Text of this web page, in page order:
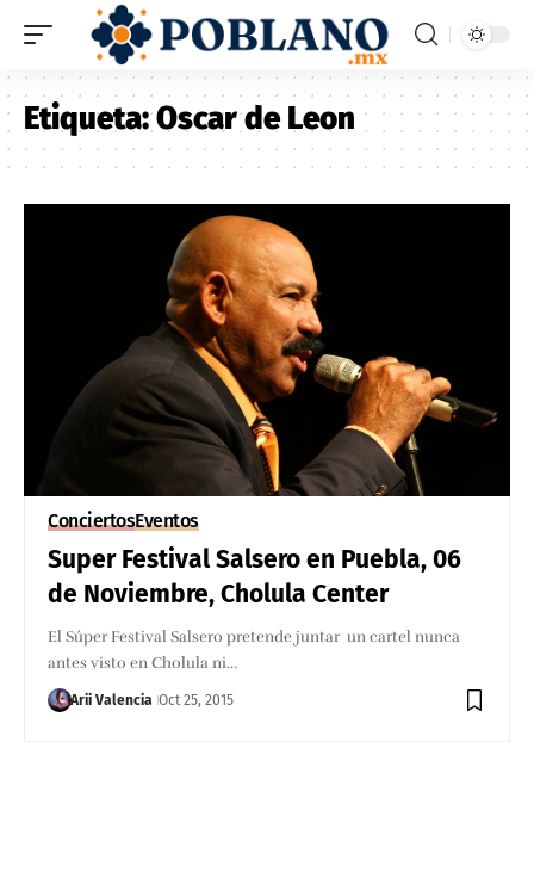
Etiqueta:Oscar de Leon
ConciertosEventos
Super Festival Salsero en Puebla, 06
de Noviembre, Cholula Center
El Súper Festival Salsero pretende juntar un cartel nunca
antes visto en Cholula ni…
Arii Valencia Oct 25, 2015